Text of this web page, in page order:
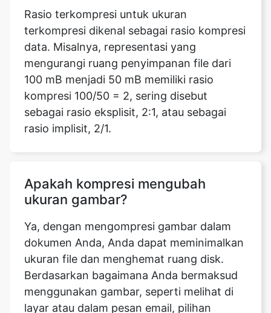
mengurangi ruang penyimpanan file dari
100 mB menjadi 50 mB memiliki rasio
kompresi 100/50 = 2, sering disebut
sebagai rasio eksplisit, 2:1, atau sebagai
rasio implisit, 2/1.
Apakah kompresi mengubah
dokumen Anda, Anda dapat meminimalkan
ukuran file dan menghemat ruang disk.
Berdasarkan bagaimana Anda bermaksud
menggunakan gambar, seperti melihat di
layar atau dalam pesan email, pilihan
kompresi meminimalkan ukuran file dan
dimensi gambar.